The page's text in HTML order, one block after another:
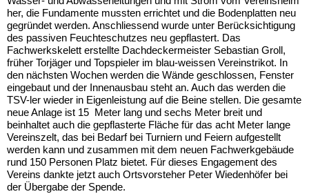
her, die Fundamente mussten errichtet und die Bodenplatten neu
gegründet werden. Anschliessend wurde unter Berücksichtigung
des passiven Feuchteschutzes neu gepflastert. Das
Fachwerkskelett erstellte Dachdeckermeister Sebastian Groll,
früher Torjäger und Topspieler im blau-weissen Vereinstrikot. In
den nächsten Wochen werden die Wände geschlossen, Fenster
eingebaut und der Innenausbau steht an. Auch das werden die
TSV-ler wieder in Eigenleistung auf die Beine stellen. Die gesamte
neue Anlage ist 15 Meter lang und sechs Meter breit und
beinhaltet auch die gepflasterte Fläche für das acht Meter lange
Vereinszelt, das bei Bedarf bei Turniern und Feiern aufgestellt
werden kann und zusammen mit dem neuen Fachwerkgebäude
rund 150 Personen Platz bietet. Für dieses Engagement des
Vereins dankte jetzt auch Ortsvorsteher Peter Wiedenhöfer bei
der Übergabe der Spende.